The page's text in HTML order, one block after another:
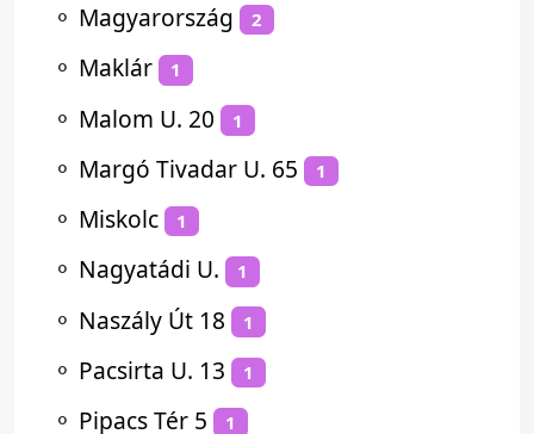
⚬ Magyarország 2
⚬ Maklár 1
⚬ Malom U. 20 1
⚬ Margó Tivadar U. 65 1
⚬ Miskolc 1
⚬ Nagyatádi U. 1
⚬ Naszály Út 18 1
⚬ Pacsirta U. 13 1
⚬ Pipacs Tér 5 1